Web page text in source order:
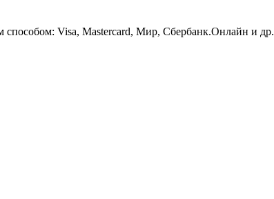
способом: Visa, Mastercard, Мир, Сбербанк.Онлайн и др.